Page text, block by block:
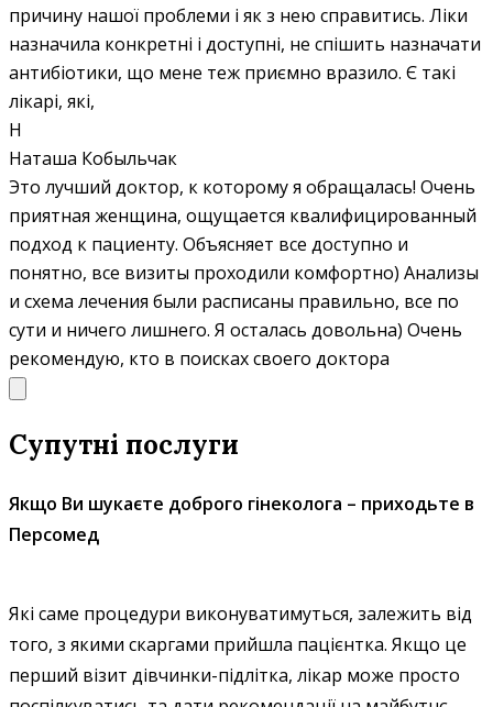
причину нашої проблеми і як з нею справитись. Ліки
назначила конкретні і доступні, не спішить назначати
антибіотики, що мене теж приємно вразило. Є такі
лікарі, які,
Н
Наташа Кобыльчак
Это лучший доктор, к которому я обращалась! Очень
приятная женщина, ощущается квалифицированный
подход к пациенту. Объясняет все доступно и
понятно, все визиты проходили комфортно) Анализы
и схема лечения были расписаны правильно, все по
сути и ничего лишнего. Я осталась довольна) Очень
рекомендую, кто в поисках своего доктора
Супутні послуги
Якщо Ви шукаєте доброго гінеколога – приходьте в
Персомед
Які саме процедури виконуватимуться, залежить від
того, з якими скаргами прийшла пацієнтка. Якщо це
перший візит дівчинки-підлітка, лікар може просто